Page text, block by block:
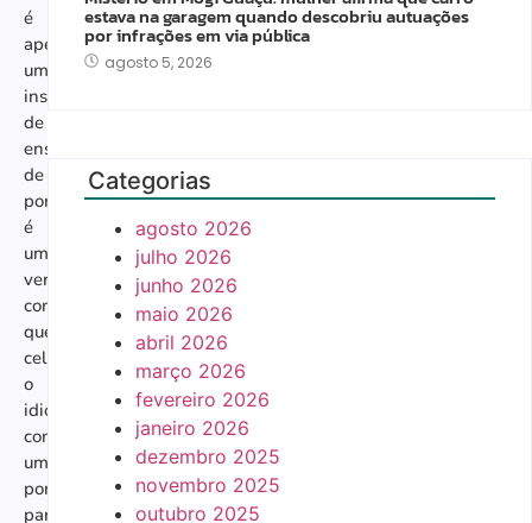
é
apenas
uma
instituição
de
ensino
de
português;
é
uma
verdadeira
comunidade
que
celebra
o
idioma
como
uma
ponte
para
estava na garagem quando descobriu autuações
por infrações em via pública
agosto 5, 2026
Categorias
agosto 2026
julho 2026
junho 2026
maio 2026
abril 2026
março 2026
fevereiro 2026
janeiro 2026
dezembro 2025
novembro 2025
outubro 2025